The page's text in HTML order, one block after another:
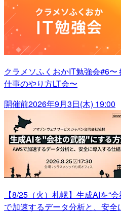
クラメソふくおかIT勉強会#6
仕事のやり方LT会〜
開催前2026年9月3日(木) 19:00
【8/25（火）札幌】生成AIを“
で加速するデータ分析と、安全